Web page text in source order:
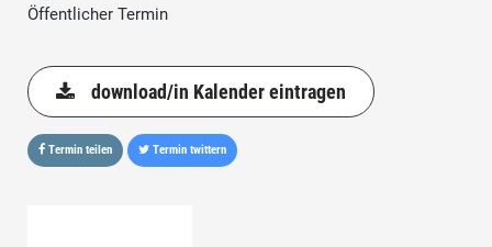
Öffentlicher Termin
download/in Kalender eintragen
Termin teilen Termin twittern